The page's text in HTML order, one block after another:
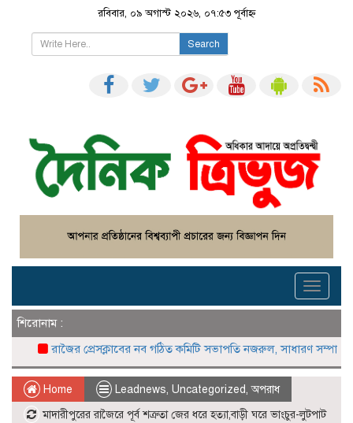
রবিবার, ০৯ অগাস্ট ২০২৬, ০৭:৫৩ পূর্বাহ্ন
Search
Toggle
শিরোনাম :
রাজৈর প্রেসক্লাবের নব গঠিত কমিটি সভাপতি নজরুল, সাধারণ সম্পাদক নাজমুল
Home Leadnews, Uncategorized,অপরাধ
মাদারীপুরের রাজৈরে পূর্ব শত্রুতা জের ধরে হত্যা,বাড়ী ঘরে ভাংচুর-লুটপাট